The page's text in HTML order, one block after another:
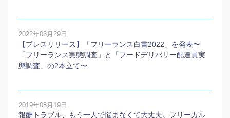
2022年03月29日
【プレスリリース】「フリーランス白書2022」を発表〜
「フリーランス実態調査」と「フードデリバリー配達員実
態調査」の2本⽴て〜
2019年08月19日
報酬トラブル、もう一人で悩まなくて大丈夫。フリーガル